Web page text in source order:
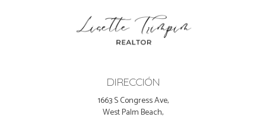
DIRECCIÓN
1663 S Congress Ave,
West Palm Beach,